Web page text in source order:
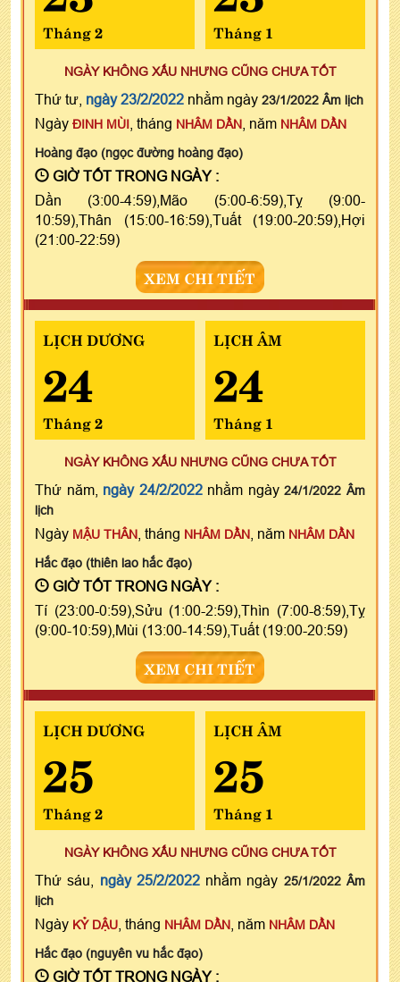
Tháng 2 Tháng 1
NGÀY KHÔNG XẤU NHƯNG CŨNG CHƯA TỐT
Thứ tư, ngày 23/2/2022 nhằm ngày 23/1/2022 Âm lịch
Ngày ĐINH MÙI , tháng NHÂM DẦN , năm NHÂM DẦN
Hoàng đạo (ngọc đường hoàng đạo)
GIỜ TỐT TRONG NGÀY :
Dần (3:00-4:59),Mão (5:00-6:59),Tỵ (9:00-
10:59),Thân (15:00-16:59),Tuất (19:00-20:59),Hợi
(21:00-22:59)
XEM CHI TIẾT
LỊCH DƯƠNG
24
Tháng 2
LỊCH ÂM
24
Tháng 1
NGÀY KHÔNG XẤU NHƯNG CŨNG CHƯA TỐT
Thứ năm, ngày 24/2/2022nhằm ngày24/1/2022 Âm
lịch
Ngày MẬU THÂN , tháng NHÂM DẦN , năm NHÂM DẦN
Hắc đạo (thiên lao hắc đạo)
GIỜ TỐT TRONG NGÀY :
Tí (23:00-0:59),Sửu (1:00-2:59),Thìn (7:00-8:59),Tỵ
(9:00-10:59),Mùi (13:00-14:59),Tuất (19:00-20:59)
XEM CHI TIẾT
LỊCH DƯƠNG
25
Tháng 2
LỊCH ÂM
25
Tháng 1
NGÀY KHÔNG XẤU NHƯNG CŨNG CHƯA TỐT
Thứ sáu, ngày 25/2/2022nhằm ngày 25/1/2022 Âm
lịch
Ngày KỶ DẬU , tháng NHÂM DẦN , năm NHÂM DẦN
Hắc đạo (nguyên vu hắc đạo)
GIỜ TỐT TRONG NGÀY :